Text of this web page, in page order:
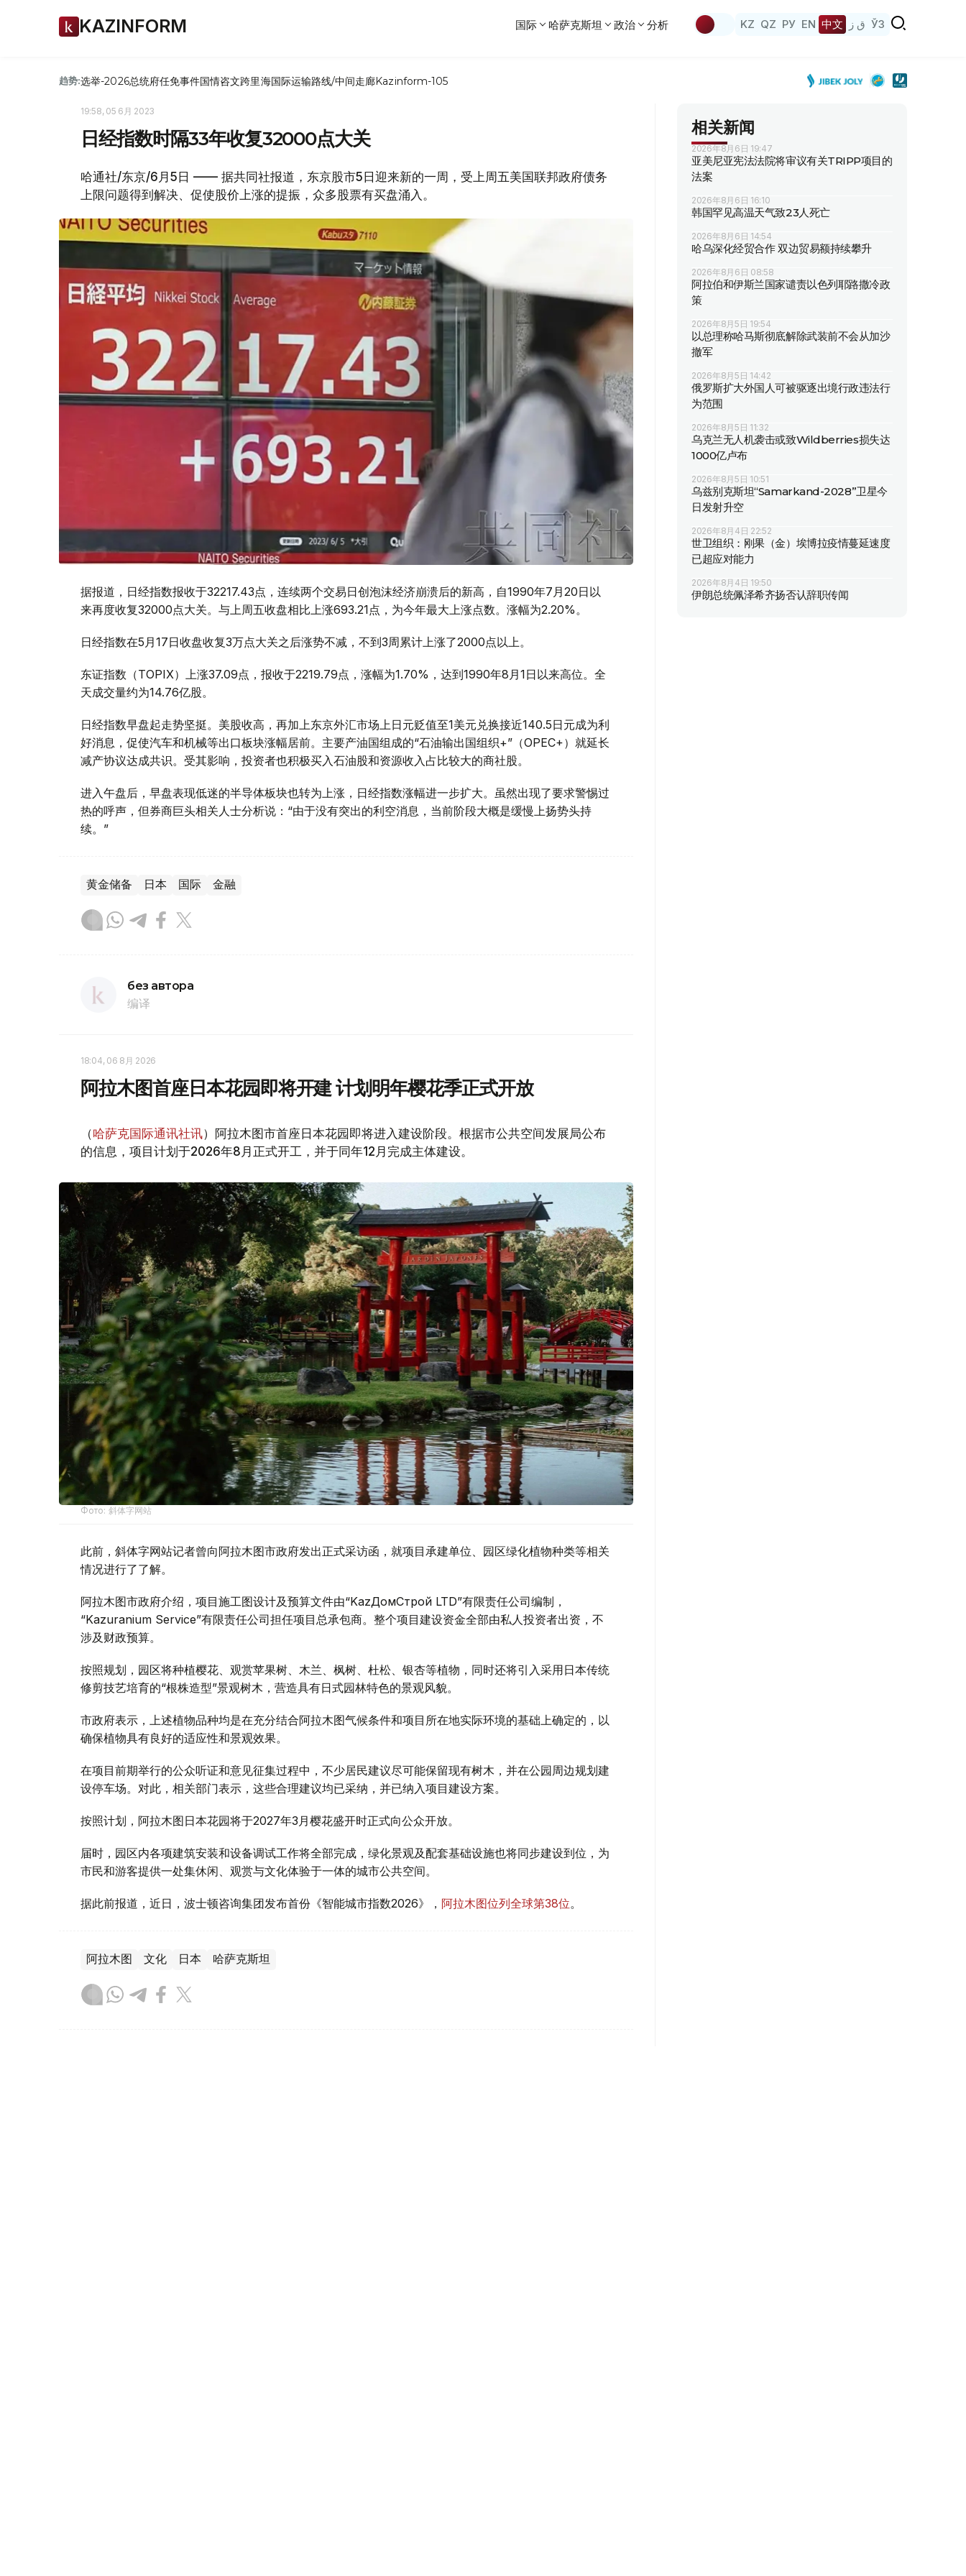
KAZINFORM 国际 哈萨克斯坦 政治 分析 KZ QZ РУ EN 中文 ق ز ЎЗ
趋势:选举-2026总统府任免事件国情咨文跨里海国际运输路线/中间走廊Kazinform-105
19:58, 05 6月 2023
日经指数时隔33年收复32000点大关
哈通社/东京/6月5日 —— 据共同社报道，东京股市5日迎来新的一周，受上周五美国联邦政府债务
上限问题得到解决、促使股价上涨的提振，众多股票有买盘涌入。
据报道，日经指数报收于32217.43点，连续两个交易日创泡沫经济崩溃后的新高，自1990年7月20日以
来再度收复32000点大关。与上周五收盘相比上涨693.21点，为今年最大上涨点数。涨幅为2.20%。
日经指数在5月17日收盘收复3万点大关之后涨势不减，不到3周累计上涨了2000点以上。
东证指数（TOPIX）上涨37.09点，报收于2219.79点，涨幅为1.70%，达到1990年8月1日以来高位。全
天成交量约为14.76亿股。
日经指数早盘起走势坚挺。美股收高，再加上东京外汇市场上日元贬值至1美元兑换接近140.5日元成为利
好消息，促使汽车和机械等出口板块涨幅居前。主要产油国组成的“石油输出国组织+”（OPEC+）就延长
减产协议达成共识。受其影响，投资者也积极买入石油股和资源收入占比较大的商社股。
进入午盘后，早盘表现低迷的半导体板块也转为上涨，日经指数涨幅进一步扩大。虽然出现了要求警惕过
热的呼声，但券商巨头相关人士分析说：“由于没有突出的利空消息，当前阶段大概是缓慢上扬势头持
续。”
黄金储备 日本 国际 金融
без автора
编译
18:04, 06 8月 2026
阿拉木图首座日本花园即将开建 计划明年樱花季正式开放
（哈萨克国际通讯社讯）阿拉木图市首座日本花园即将进入建设阶段。根据市公共空间发展局公布
的信息，项目计划于2026年8月正式开工，并于同年12月完成主体建设。
Фото: 斜体字网站
此前，斜体字网站记者曾向阿拉木图市政府发出正式采访函，就项目承建单位、园区绿化植物种类等相关
情况进行了了解。
阿拉木图市政府介绍，项目施工图设计及预算文件由“KazДомСтрой LTD”有限责任公司编制，
“Kazuranium Service”有限责任公司担任项目总承包商。整个项目建设资金全部由私人投资者出资，不
涉及财政预算。
按照规划，园区将种植樱花、观赏苹果树、木兰、枫树、杜松、银杏等植物，同时还将引入采用日本传统
修剪技艺培育的“根株造型”景观树木，营造具有日式园林特色的景观风貌。
市政府表示，上述植物品种均是在充分结合阿拉木图气候条件和项目所在地实际环境的基础上确定的，以
确保植物具有良好的适应性和景观效果。
在项目前期举行的公众听证和意见征集过程中，不少居民建议尽可能保留现有树木，并在公园周边规划建
设停车场。对此，相关部门表示，这些合理建议均已采纳，并已纳入项目建设方案。
按照计划，阿拉木图日本花园将于2027年3月樱花盛开时正式向公众开放。
届时，园区内各项建筑安装和设备调试工作将全部完成，绿化景观及配套基础设施也将同步建设到位，为
市民和游客提供一处集休闲、观赏与文化体验于一体的城市公共空间。
据此前报道，近日，波士顿咨询集团发布首份《智能城市指数2026》， 阿拉木图位列全球第38位。
阿拉木图 文化 日本 哈萨克斯坦
相关新闻
2026年8月6日 19:47
亚美尼亚宪法法院将审议有关TRIPP项目的
法案
2026年8月6日 16:10
韩国罕见高温天气致23人死亡
2026年8月6日 14:54
哈乌深化经贸合作 双边贸易额持续攀升
2026年8月6日 08:58
阿拉伯和伊斯兰国家谴责以色列耶路撒冷政
策
2026年8月5日 19:54
以总理称哈马斯彻底解除武装前不会从加沙
撤军
2026年8月5日 14:42
俄罗斯扩大外国人可被驱逐出境行政违法行
为范围
2026年8月5日 11:32
乌克兰无人机袭击或致Wildberries损失达
1000亿卢布
2026年8月5日 10:51
乌兹别克斯坦“Samarkand-2028”卫星今
日发射升空
2026年8月4日 22:52
世卫组织：刚果（金）埃博拉疫情蔓延速度
已超应对能力
2026年8月4日 19:50
伊朗总统佩泽希齐扬否认辞职传闻